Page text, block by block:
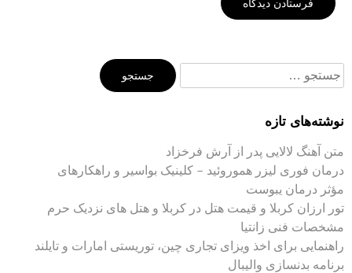
جستجو
برای:
نوشته‌های تازه
متن آهنگ لالایی پدر از آرش فرخزاد
درمان فوری لیزر هموروئید – کلینیک بواسیر و راهکارهای
مؤثر درمان یبوست
تور ارزان کربلا و قیمت هتل در کربلا و هتل های نزدیک حرم
مشخصات فنی زانتیا
راهنمایی برای اخذ ویزای تجاری چین، توریستی امارات و تایلند
برنامه بدنسازی والیبال